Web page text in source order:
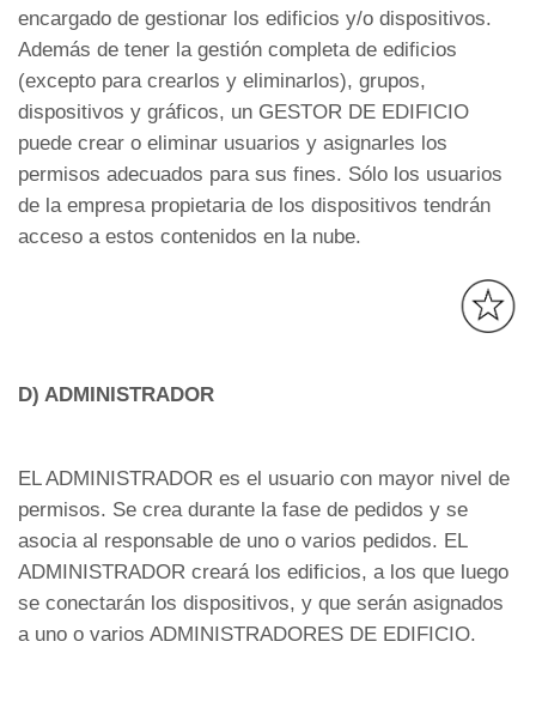
encargado de gestionar los edificios y/o dispositivos.
Además de tener la gestión completa de edificios
(excepto para crearlos y eliminarlos), grupos,
dispositivos y gráficos, un GESTOR DE EDIFICIO
puede crear o eliminar usuarios y asignarles los
permisos adecuados para sus fines. Sólo los usuarios
de la empresa propietaria de los dispositivos tendrán
acceso a estos contenidos en la nube.
D) ADMINISTRADOR
EL ADMINISTRADOR es el usuario con mayor nivel de
permisos. Se crea durante la fase de pedidos y se
asocia al responsable de uno o varios pedidos. EL
ADMINISTRADOR creará los edificios, a los que luego
se conectarán los dispositivos, y que serán asignados
a uno o varios ADMINISTRADORES DE EDIFICIO.